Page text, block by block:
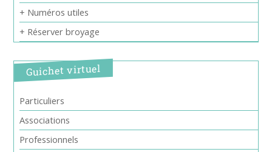
+ Numéros utiles
+ Réserver broyage
Guichet virtuel
Particuliers
Associations
Professionnels